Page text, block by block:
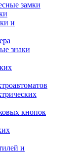
замки
и
знаки
кнопок
и